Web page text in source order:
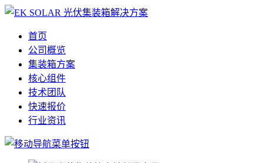
首页
公司概览
集装箱方案
核心组件
技术团队
快速报价
行业资讯